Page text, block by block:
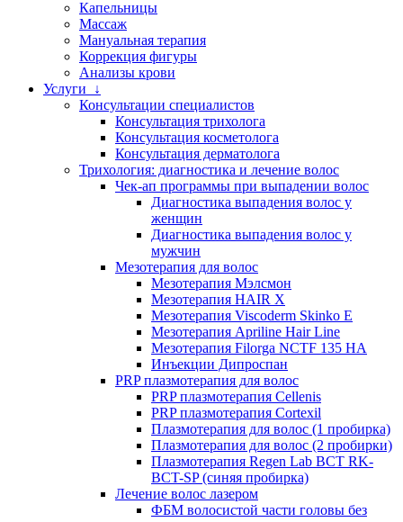
Капельницы
Массаж
Мануальная терапия
Коррекция фигуры
Анализы крови
Услуги ↓
Консультации специалистов
Консультация трихолога
Консультация косметолога
Консультация дерматолога
Трихология: диагностика и лечение волос
Чек-ап программы при выпадении волос
Диагностика выпадения волос у
женщин
Диагностика выпадения волос у
мужчин
Мезотерапия для волос
Мезотерапия Мэлсмон
Мезотерапия HAIR X
Мезотерапия Viscoderm Skinko E
Мезотерапия Apriline Hair Line
Мезотерапия Filorga NCTF 135 HA
Инъекции Дипроспан
PRP плазмотерапия для волос
PRP плазмотерапия Cellenis
PRP плазмотерапия Cortexil
Плазмотерапия для волос (1 пробирка)
Плазмотерапия для волос (2 пробирки)
Плазмотерапия Regen Lab BCT RK-
BCT-SP (синяя пробирка)
Лечение волос лазером
ФБМ волосистой части головы без